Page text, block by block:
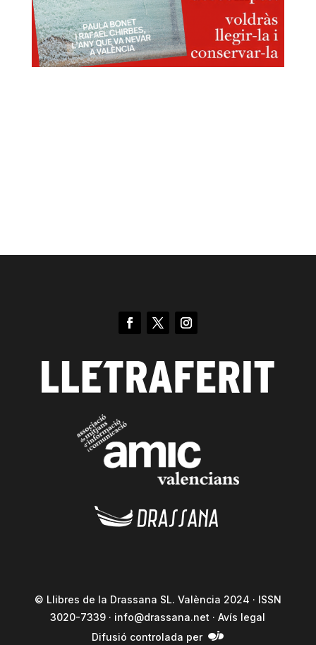
© Llibres de la Drassana SL. València 2024 · ISSN
3020-7339 · info@drassana.net ·Avís legal
Difusió controlada per